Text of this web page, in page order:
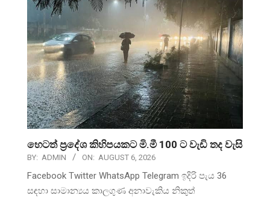
හෙටත් ප්‍රදේශ කිහිපයකට මි.මී 100 ට වැඩි තද වැසි
BY: ADMIN ON: AUGUST 6, 2026
Facebook Twitter WhatsApp Telegram ඉදිරි පැය 36
සඳහා සාමාන්‍යය කාලගුණ අනාවැකිය නිකුත්